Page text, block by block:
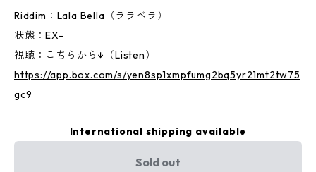
Riddim：Lala Bella（ララベラ）
状態：EX-
視聴：こちらから↓（Listen）
https://app.box.com/s/yen8sp1xmpfumg2bq5yr21mt2tw75
gc9
International shipping available
Sold out